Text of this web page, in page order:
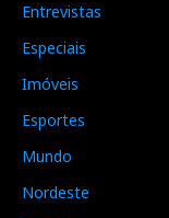
Entrevistas
Especiais
Imóveis
Esportes
Mundo
Nordeste